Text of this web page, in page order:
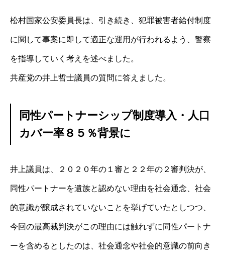
松村国家公安委員長は、引き続き、犯罪被害者給付制度
に関して事案に即して適正な運用が行われるよう、警察
を指導していく考えを述べました。
共産党の井上哲士議員の質問に答えました。
同性パートナーシップ制度導入・人口
カバー率８５％背景に
井上議員は、２０２０年の１審と２２年の２審判決が、
同性パートナーを遺族と認めない理由を社会通念、社会
的意識が醸成されていないことを挙げていたとしつつ、
今回の最高裁判決がこの理由には触れずに同性パートナ
ーを含めるとしたのは、社会通念や社会的意識の前向き